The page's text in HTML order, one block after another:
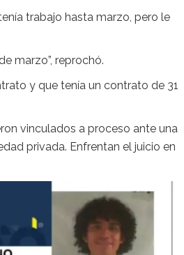
trabajo hasta marzo, pero le
marzo”, reprochó.
y que tenía un contrato de 31
vinculados a proceso ante una
privada. Enfrentan el juicio en